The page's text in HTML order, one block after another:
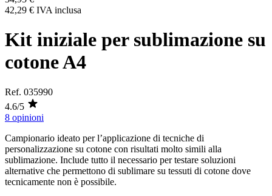
42,29 € IVA inclusa
Kit iniziale per sublimazione su
cotone A4
Ref. 035990
4.6/5
8 opinioni
Campionario ideato per l’applicazione di tecniche di
personalizzazione su cotone con risultati molto simili alla
sublimazione. Include tutto il necessario per testare soluzioni
alternative che permettono di sublimare su tessuti di cotone dove
tecnicamente non è possibile.